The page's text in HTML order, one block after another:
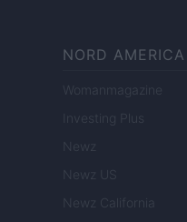
NORD AMERICA
Womanmagazine
Investing Plus
Newz
Newz US
Newz California